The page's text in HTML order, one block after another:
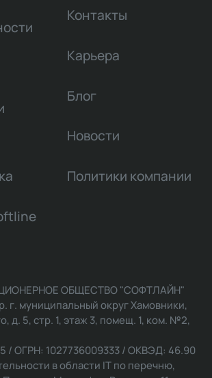
Контакты
Карьера
Блог
Новости
Политики компании
ОБЩЕСТВО "СОФТЛАЙН"
г. муниципальный округ Хамовники,
д. 5, стр. 1, этаж 3, помещ. 1, ком. №2,
/ ОГРН: 1027736009333 / ОКВЭД: 46.90
в области IT по перечню,